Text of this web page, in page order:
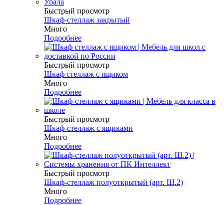
Быстрый просмотр
Шкаф-стеллаж закрытый
Много
Подробнее
Быстрый просмотр
Шкаф стеллаж с ящиком
Много
Подробнее
Быстрый просмотр
Шкаф-стеллаж с ящиками
Много
Подробнее
Быстрый просмотр
Шкаф-стеллаж полуоткрытый (арт. Ш.2)
Много
Подробнее